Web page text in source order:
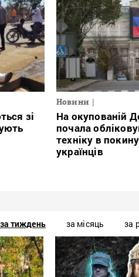
зі
Новини
На окупованій
почала
техніку в
українців
за тиждень за місяць за